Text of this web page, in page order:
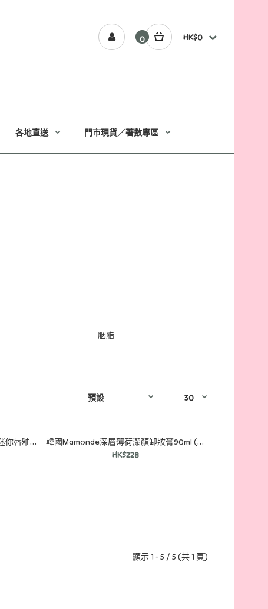
0 HK$0
各地直送 門市現貨／著數專區
胭脂
韓國製Miffy x rom&nd美妝套裝-迷你唇釉2支+眼影+memo紙
韓國Mamonde深層薄荷潔顏卸妝膏90ml (送潔面泡沫30ml)
HK$228
顯示 1 - 5 / 5 (共 1 頁)